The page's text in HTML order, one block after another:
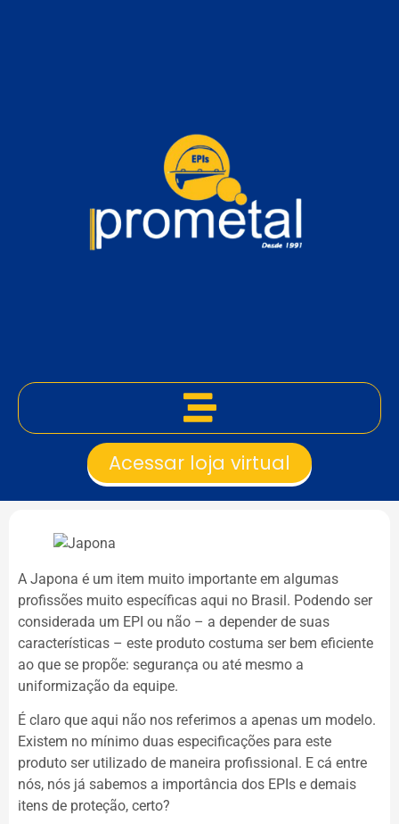
Acessar loja virtual
A Japona é um item muito importante em algumas
profissões muito específicas aqui no Brasil. Podendo ser
considerada um EPI ou não – a depender de suas
características – este produto costuma ser bem eficiente
ao que se propõe: segurança ou até mesmo a
uniformização da equipe.
É claro que aqui não nos referimos a apenas um modelo.
Existem no mínimo duas especificações para este
produto ser utilizado de maneira profissional. E cá entre
nós, nós já sabemos a importância dos EPIs e demais
itens de proteção, certo?